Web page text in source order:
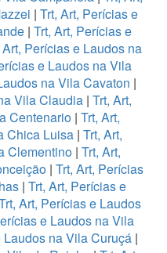
| Trt, Art, Perícias e
| Trt, Art, Perícias e
Art, Perícias e Laudos na
e Laudos na Vila
na Vila Cavaton |
Vila Claudia | Trt, Art,
Centenario| Trt, Art,
Chica Luisa | Trt, Art,
Clementino | Trt, Art,
| Trt, Art, Perícias
| Trt, Art, Perícias e
Art, Perícias e Laudos
e Laudos na Vila
Laudos na Vila Curuçá |